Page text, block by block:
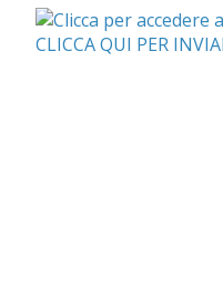
CLICCA QUI PER